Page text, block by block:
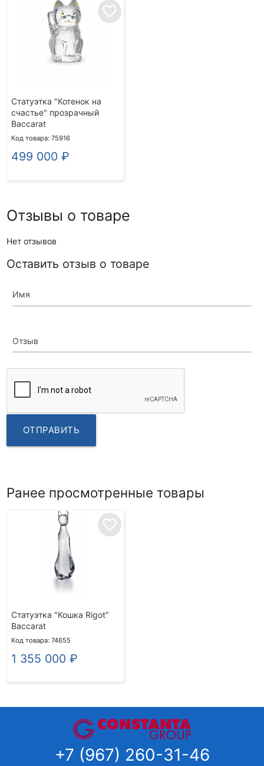
favorite_border
Статуэтка "Котенок на
счастье" прозрачный
Baccarat
Код товара: 75916
499 000 ₽
Отзывы о товаре
Нет отзывов
Оставить отзыв о товаре
Имя
Отзыв
ОТПРАВИТЬ
Ранее просмотренные товары
favorite_border
Статуэтка "Кошка Rigot"
Baccarat
Код товара: 74655
1 355 000 ₽
+7 (967) 260-31-46